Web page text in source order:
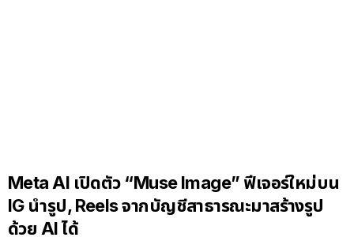
Meta AI เปิดตัว “Muse Image” ฟีเจอร์ใหม่บน
IG นำรูป, Reels จากบัญชีสาธารณะมาสร้างรูป
ด้วย AI ได้